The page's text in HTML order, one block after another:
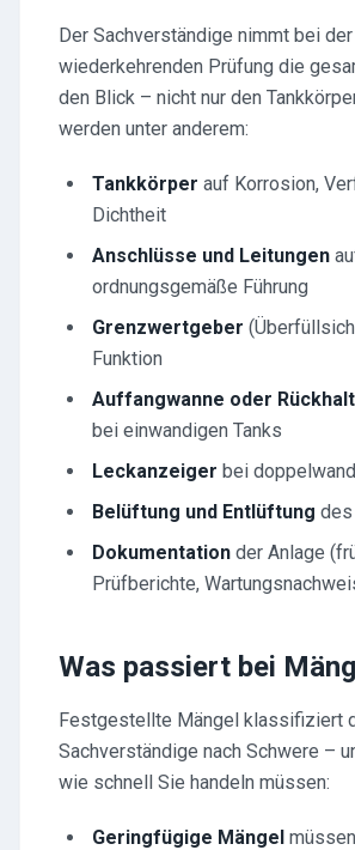
Der Sachverständige nimmt bei der
wiederkehrenden Prüfung die
den Blick – nicht nur den
werden unter anderem:
Tankkörper auf Korrosion,
Dichtheit
Anschlüsse und Leitungen
ordnungsgemäße Führung
Grenzwertgeber
Funktion
Auffangwanne oder
bei einwandigen Tanks
Leckanzeiger bei
Belüftung und Entlüftung
Dokumentation der Anlage
Prüfberichte,
Was passiert bei
Festgestellte Mängel klassifiziert
Sachverständige nach Schwere –
wie schnell Sie handeln müssen:
Geringfügige Mängel